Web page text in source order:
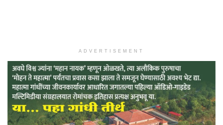
ADVERTISEMENT